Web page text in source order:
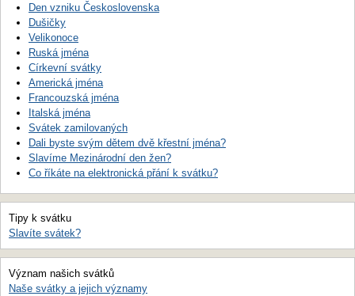
Den vzniku Československa
Dušičky
Velikonoce
Ruská jména
Církevní svátky
Americká jména
Francouzská jména
Italská jména
Svátek zamilovaných
Dali byste svým dětem dvě křestní jména?
Slavíme Mezinárodní den žen?
Co říkáte na elektronická přání k svátku?
Tipy k svátku
Slavíte svátek?
Význam našich svátků
Naše svátky a jejich významy